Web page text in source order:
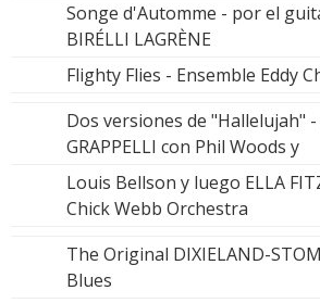
Songe d'Automme - por el
BIRÉLLI LAGRÈNE
Flighty Flies - Ensemble Eddy
Dos versiones de "Hallelujah" -
GRAPPELLI con Phil Woods y
Louis Bellson y luego ELLA
Chick Webb Orchestra
The Original DIXIELAND-
Blues